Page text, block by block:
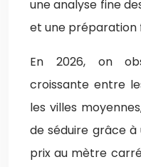
une analyse fine
et une préparation
En 2026, on
croissante entre
les villes
de séduire grâce
prix au mètre